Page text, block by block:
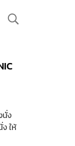
นั่ง
ให้